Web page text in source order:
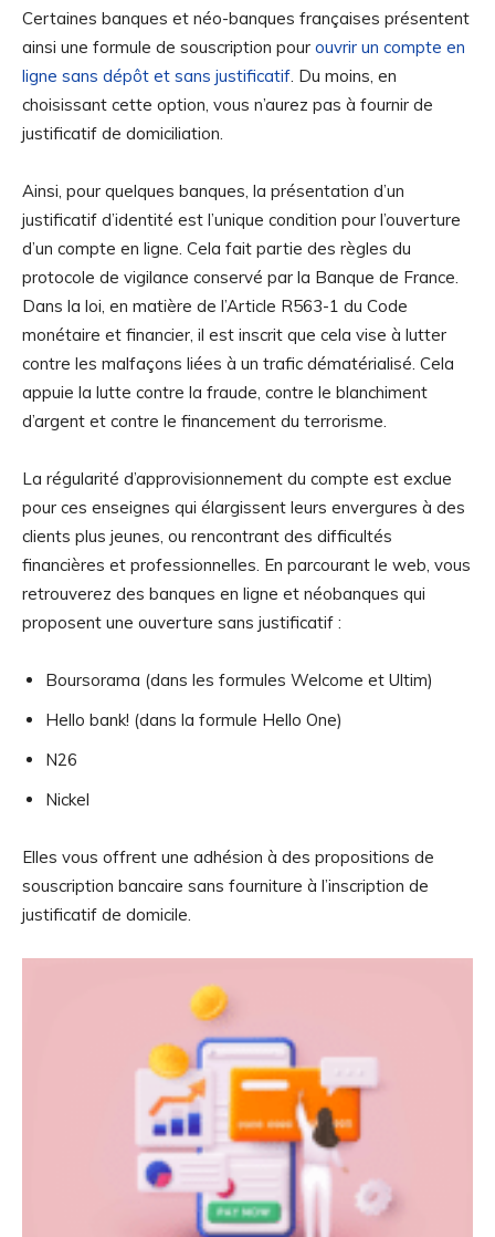
Certaines banques et néo-banques françaises présentent
ainsi une formule de souscription pour ouvrir un compte en
ligne sans dépôt et sans justificatif. Du moins, en
choisissant cette option, vous n’aurez pas à fournir de
justificatif de domiciliation.
Ainsi, pour quelques banques, la présentation d’un
justificatif d’identité est l’unique condition pour l’ouverture
d’un compte en ligne. Cela fait partie des règles du
protocole de vigilance conservé par la Banque de France.
Dans la loi, en matière de l’Article R563-1 du Code
monétaire et financier, il est inscrit que cela vise à lutter
contre les malfaçons liées à un trafic dématérialisé. Cela
appuie la lutte contre la fraude, contre le blanchiment
d’argent et contre le financement du terrorisme.
La régularité d’approvisionnement du compte est exclue
pour ces enseignes qui élargissent leurs envergures à des
clients plus jeunes, ou rencontrant des difficultés
financières et professionnelles. En parcourant le web, vous
retrouverez des banques en ligne et néobanques qui
proposent une ouverture sans justificatif :
Boursorama (dans les formules Welcome et Ultim)
Hello bank! (dans la formule Hello One)
N26
Nickel
Elles vous offrent une adhésion à des propositions de
souscription bancaire sans fourniture à l’inscription de
justificatif de domicile.